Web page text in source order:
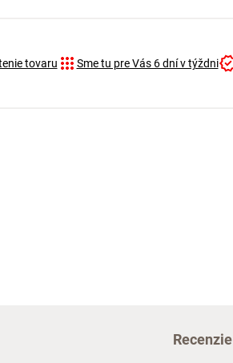
tovaru Sme tu pre Vás 6 dní v týždni
Recenzie